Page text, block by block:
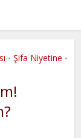
• Şifa Niyetine •